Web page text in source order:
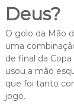
Deus?
O golo da Mão
uma
de final da
usou a mão
que foi tanto
jogo.